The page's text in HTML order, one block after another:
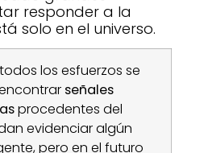
responder a la
solo en el universo.
los esfuerzos se
señales
procedentes del
evidenciar algún
pero en el futuro